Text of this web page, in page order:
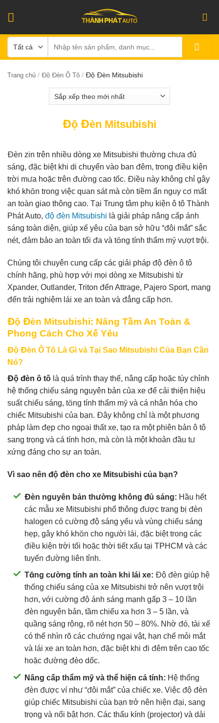
kiếm:
Trang chủ / Độ Đèn Ô Tô / Độ Đèn Mitsubishi
Độ Đèn Mitsubishi
Đèn zin trên nhiều dòng xe Mitsubishi thường chưa đủ
sáng, đặc biệt khi di chuyển vào ban đêm, trong điều kiện
trời mưa hoặc trên đường cao tốc. Điều này không chỉ gây
khó khăn trong việc quan sát mà còn tiềm ẩn nguy cơ mất
an toàn giao thông cao. Tại Trung tâm phụ kiện ô tô Thành
Phát Auto, độ đèn Mitsubishi là giải pháp nâng cấp ánh
sáng toàn diện, giúp xế yêu của bạn sở hữu “đôi mắt” sắc
nét, đảm bảo an toàn tối đa và tăng tính thẩm mỹ vượt trội.
Chúng tôi chuyên cung cấp các giải pháp độ đèn ô tô
chính hãng, phù hợp với mọi dòng xe Mitsubishi từ
Xpander, Outlander, Triton đến Attrage, Pajero Sport, mang
đến trải nghiệm lái xe an toàn và đẳng cấp hơn.
Độ Đèn Mitsubishi: Nâng Tầm An Toàn &
Phong Cách Cho Xế Yêu
Độ Đèn Ô Tô Là Gì và Tại Sao Mitsubishi Của Bạn Cần
Nó?
Độ đèn ô tô là quá trình thay thế, nâng cấp hoặc tùy chỉnh
hệ thống chiếu sáng nguyên bản của xe để cải thiện hiệu
suất chiếu sáng, tăng tính thẩm mỹ và cá nhân hóa cho
chiếc Mitsubishi của bạn. Đây không chỉ là một phương
pháp làm đẹp cho ngoại thất xe, tạo ra một phiên bản ô tô
sang trọng và cá tính hơn, mà còn là một khoản đầu tư
xứng đáng cho sự an toàn.
Vì sao nên độ đèn cho xe Mitsubishi của bạn?
Đèn nguyên bản thường không đủ sáng: Hầu hết
các mẫu xe Mitsubishi phổ thông được trang bị đèn
halogen có cường độ sáng yếu và vùng chiếu sáng
hẹp, gây khó khăn cho người lái, đặc biệt trong các
điều kiện trời tối hoặc thời tiết xấu tại TPHCM và các
tuyến đường liên tỉnh.
Tăng cường tính an toàn khi lái xe: Độ đèn giúp hệ
thống chiếu sáng của xe Mitsubishi trở nên vượt trội
hơn, với cường độ ánh sáng mạnh gấp 3 – 10 lần
đèn nguyên bản, tầm chiếu xa hơn 3 – 5 lần, và
quầng sáng rộng, rõ nét hơn 50 – 80%. Nhờ đó, tài xế
có thể nhìn rõ các chướng ngại vật, hạn chế mỏi mắt
và lái xe an toàn hơn, đặc biệt khi đi đêm trên cao tốc
hoặc đường đèo dốc.
Nâng cấp thẩm mỹ và thể hiện cá tính: Hệ thống
đèn được ví như “đôi mắt” của chiếc xe. Việc độ đèn
giúp chiếc Mitsubishi của bạn trở nên hiện đại, sang
trọng và nổi bật hơn. Các thấu kính (projector) và dải